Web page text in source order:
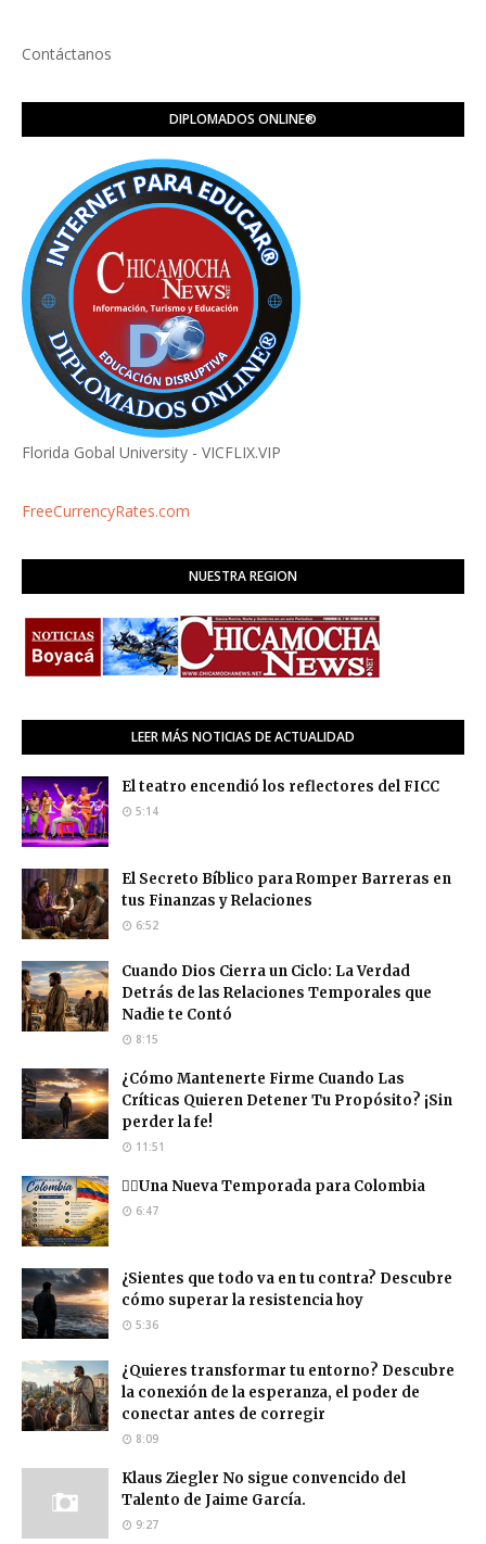
Contáctanos
DIPLOMADOS ONLINE®️
Florida Gobal University - VICFLIX.VIP
FreeCurrencyRates.com
NUESTRA REGION
LEER MÁS NOTICIAS DE ACTUALIDAD
El teatro encendió los reflectores del FICC
5:14
El Secreto Bíblico para Romper Barreras en
tus Finanzas y Relaciones
6:52
Cuando Dios Cierra un Ciclo: La Verdad
Detrás de las Relaciones Temporales que
Nadie te Contó
8:15
¿Cómo Mantenerte Firme Cuando Las
Críticas Quieren Detener Tu Propósito? ¡Sin
perder la fe!
11:51
❤️‍🔥Una Nueva Temporada para Colombia
6:47
¿Sientes que todo va en tu contra? Descubre
cómo superar la resistencia hoy
5:36
¿Quieres transformar tu entorno? Descubre
la conexión de la esperanza, el poder de
conectar antes de corregir
8:09
Klaus Ziegler No sigue convencido del
Talento de Jaime García.
9:27